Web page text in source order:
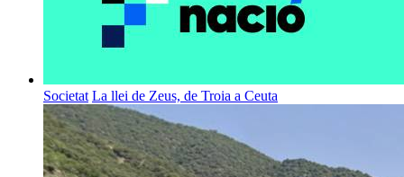
Societat La llei de Zeus, de Troia a Ceuta